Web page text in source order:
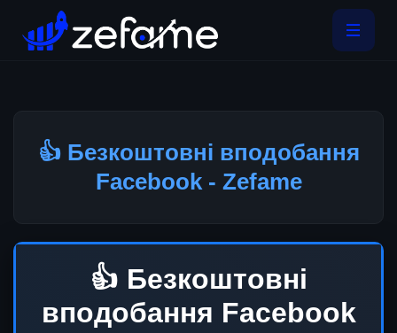
👍 Безкоштовні вподобання
Facebook - Zefame
👍 Безкоштовні
вподобання Facebook